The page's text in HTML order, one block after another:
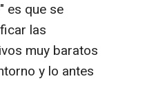
es que se
las
muy baratos
y lo antes